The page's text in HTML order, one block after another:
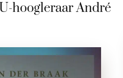
hoogleraar André